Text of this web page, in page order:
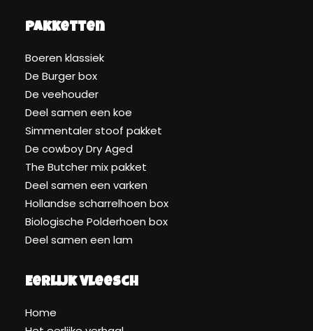
Pakketten
Boeren klassiek
De Burger box
De veehouder
Deel samen een koe
Simmentaler stoof pakket
De cowboy Dry Aged
The Butcher mix pakket
Deel samen een varken
Hollandse scharrelhoen box
Biologische Polderhoen box
Deel samen een lam
Eerlijk Vleesch
Home